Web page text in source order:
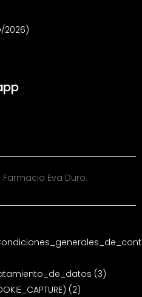
2026)
Eva Duro.
(3)
(2)